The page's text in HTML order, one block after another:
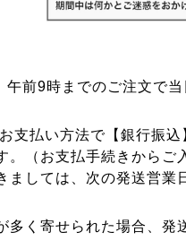
午前9時までのご注文で
支払い方法で【銀行振
。（お支払手続きからご
ましては、次の発送営業
多く寄せられた場合、